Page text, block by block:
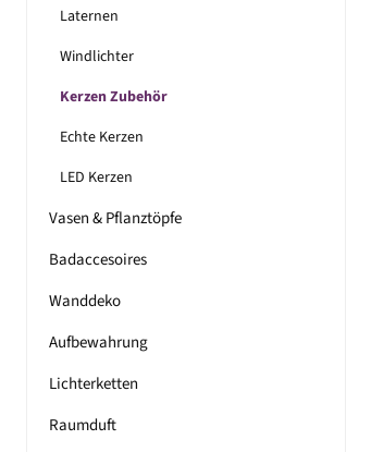
Laternen
Windlichter
Kerzen Zubehör
Echte Kerzen
LED Kerzen
Vasen & Pflanztöpfe
Badaccesoires
Wanddeko
Aufbewahrung
Lichterketten
Raumduft